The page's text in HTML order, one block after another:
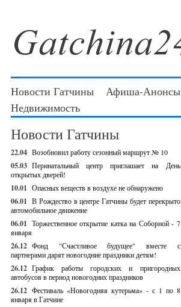
Новости Гатчины Афиша-Анонсы
Недвижимость
Новости Гатчины
22.04 Возобновил работу сезонный маршрут № 10
05.03 Перинатальный центр приглашает на День
открытых дверей!
10.01 Опасных веществ в воздухе не обнаружено
06.01 В Рождество в центре Гатчины будет перекрыто
автомобильное движение
06.01 Торжественное открытие катка на Соборной - 7
января
26.12 Фонд "Счастливое будущее" вместе с
партнерами дарят новогодние праздники детям!
26.12 График работы городских и пригородных
автобусов в период новогодних праздников
26.12 Фестиваль «Новогодняя кутерьма» - с 1 по 8
января в Гатчине